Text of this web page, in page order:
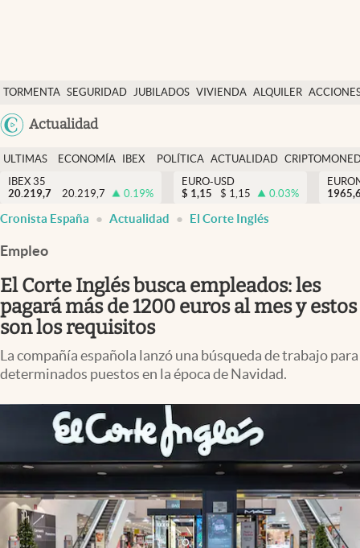
TORMENTA SEGURIDAD JUBILADOS VIVIENDA ALQUILER
USA
Actualidad
Economía y finanzas
Política
Actualidad
Criptomonedas
España
ULTIMAS
NOTICIAS
ECONOMÍA
FINANZAS
IBEX
EURO
POLÍTICA ACTUALIDAD
IBEX 35
20.219,7
20.219,7 0.19%
EURO-USD
$ 1,15 $ 1,15 0.03%
Cronista España Actualidad El Corte Inglés
Empleo
El Corte Inglés busca empleados: les
pagará más de 1200 euros al mes y estos
son los requisitos
La compañía española lanzó una búsqueda de trabajo para
determinados puestos en la época de Navidad.